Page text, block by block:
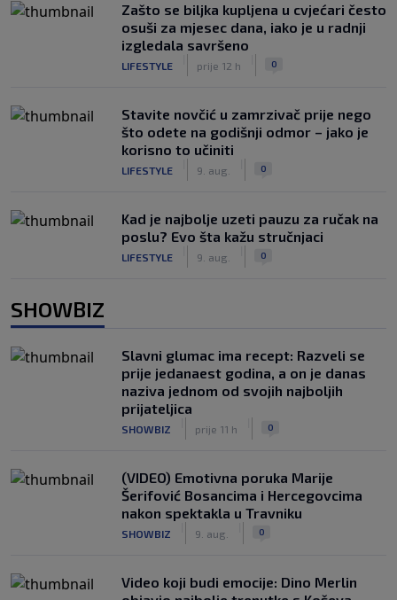
Zašto se biljka kupljena u cvjećari često
osuši za mjesec dana, iako je u radnji
izgledala savršeno
LIFESTYLE prije 12 h 0
Stavite novčić u zamrzivač prije nego
što odete na godišnji odmor – jako je
korisno to učiniti
LIFESTYLE 9. aug. 0
Kad je najbolje uzeti pauzu za ručak na
poslu? Evo šta kažu stručnjaci
LIFESTYLE 9. aug. 0
SHOWBIZ
Slavni glumac ima recept: Razveli se
prije jedanaest godina, a on je danas
naziva jednom od svojih najboljih
prijateljica
SHOWBIZ prije 11 h 0
(VIDEO) Emotivna poruka Marije
Šerifović Bosancima i Hercegovcima
nakon spektakla u Travniku
SHOWBIZ 9. aug. 0
Video koji budi emocije: Dino Merlin